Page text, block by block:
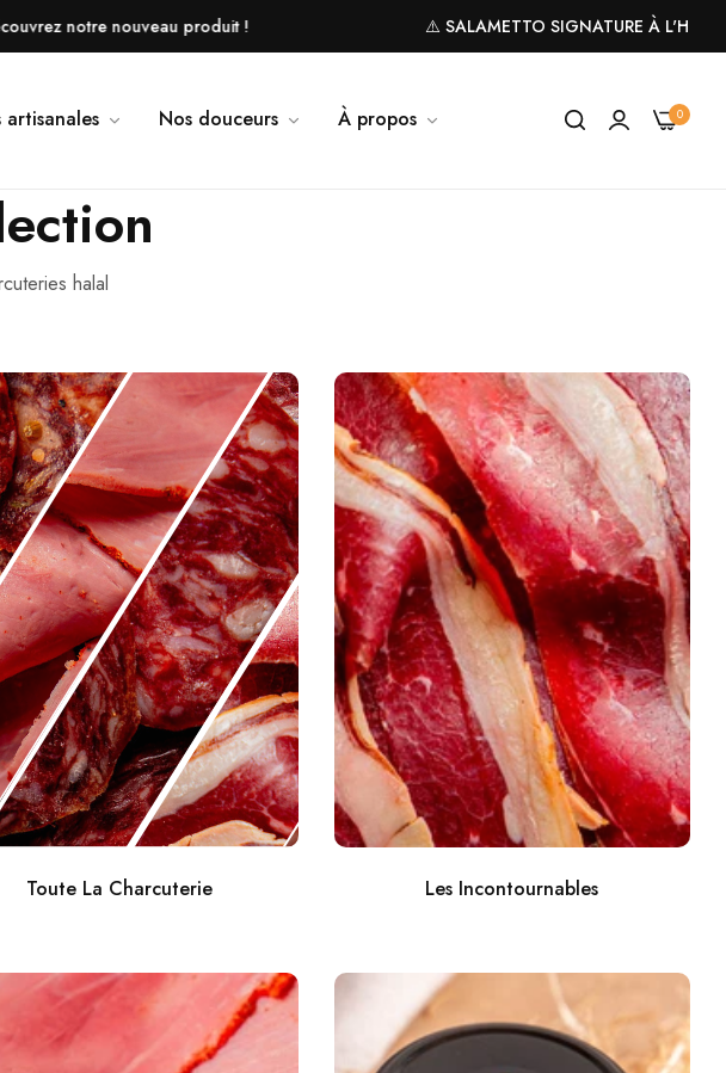
! ⚠️ SALAMETTO SIGNATURE À L'HONNEUR -15%
Nos douceurs À propos 0
halal
Toute La Charcuterie Les Incontournables